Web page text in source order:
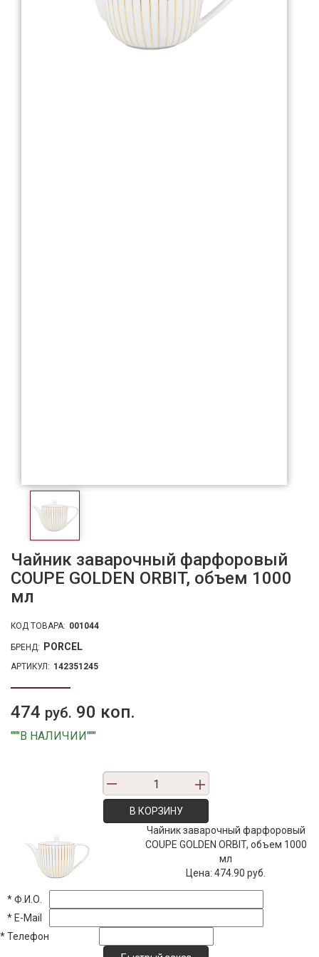
Чайник заварочный фарфоровый
COUPE GOLDEN ORBIT, объем 1000
мл
КОД ТОВАРА: 001044
БРЕНД: PORCEL
АРТИКУЛ: 142351245
474 руб. 90 коп.
"""В НАЛИЧИИ"""
В КОРЗИНУ
Чайник заварочный фарфоровый
COUPE GOLDEN ORBIT, объем 1000
мл
Цена:474.90 руб.
*Ф.И.О.
* E-Mail
*Телефон